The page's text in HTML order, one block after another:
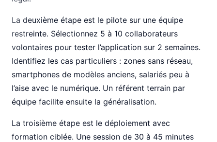
La deuxième étape est le pilote sur une équipe
restreinte. Sélectionnez 5 à 10 collaborateurs
volontaires pour tester l’application sur 2 semaines.
Identifiez les cas particuliers : zones sans réseau,
smartphones de modèles anciens, salariés peu à
l’aise avec le numérique. Un référent terrain par
équipe facilite ensuite la généralisation.
La troisième étape est le déploiement avec
formation ciblée. Une session de 30 à 45 minutes